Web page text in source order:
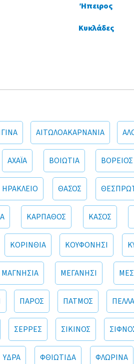
Ήπειρος
Κυκλάδες
ΑΙΤΩΛΟΑΚΑΡΝΑΝΙΑ
ΑΧΑΪΑ ΒΟΙΩΤΙΑ
ΗΡΑΚΛΕΙΟ ΘΑΣΟΣ
ΚΑΡΠΑΘΟΣ ΚΑΣΟΣ
ΚΟΡΙΝΘΙΑ ΚΟΥΦΟΝΗΣΙ
ΜΑΓΝΗΣΙΑ ΜΕΓΑΝΗΣΙ
ΠΑΡΟΣ ΠΑΤΜΟΣ ΠΕΛΛΑ
ΣΕΡΡΕΣ ΣΙΚΙΝΟΣ
ΥΔΡΑ ΦΘΙΩΤΙΔΑ ΦΛΩΡΙΝΑ